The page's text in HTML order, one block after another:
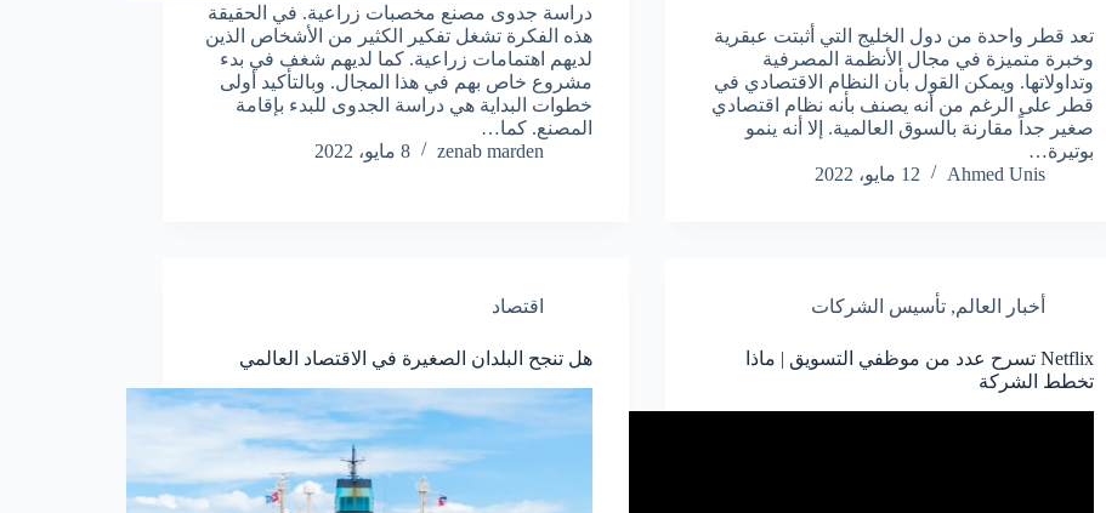
تعد قطر واحدة من دول الخليج التي أثبتت عبقرية
وخبرة متميزة في مجال الأنظمة المصرفية
وتداولاتها. ويمكن القول بأن النظام الاقتصادي في
قطر على الرغم من أنه يصنف بأنه نظام اقتصادي
صغير جداً مقارنة بالسوق العالمية. إلا أنه ينمو
بوتيرة…
Ahmed Unis
12 مايو، 2022
دراسة جدوى مصنع مخصبات زراعية. في الحقيقة
هذه الفكرة تشغل تفكير الكثير من الأشخاص الذين
لديهم اهتمامات زراعية. كما لديهم شغف في بدء
مشروع خاص بهم في هذا المجال. وبالتأكيد أولى
خطوات البداية هي دراسة الجدوى للبدء بإقامة
المصنع. كما…
zenab marden
8 مايو، 2022
أخبار العالم,تأسيس الشركات
Netflix تسرح عدد من موظفي التسويق | ماذا
تخطط الشركة
اقتصاد
هل تنجح البلدان الصغيرة في الاقتصاد العالمي